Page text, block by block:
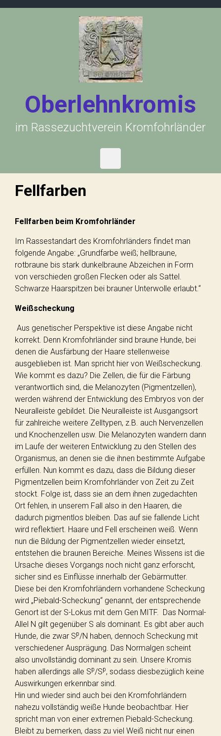
Oberlehnkromis
im Rassezuchtverein Kromfohrländer
Fellfarben
Fellfarben beim Kromfohrländer
Im Rassestandart des Kromfohrländers findet man
folgende Angabe: „Grundfarbe weiß; hellbraune,
rotbraune bis stark dunkelbraune Abzeichen in Form
von verschieden großen Flecken oder als Sattel.
Schwarze Haarspitzen bei brauner Unterwolle erlaubt.“
Weißscheckung
Aus genetischer Perspektive ist diese Angabe nicht
korrekt. Denn Kromfohrländer sind braune Hunde, bei
denen die Ausfärbung der Haare stellenweise
ausgeblieben ist. Man spricht hier von Weißscheckung.
Wie kommt es dazu? Die Zellen, die für die Färbung
verantwortlich sind, die Melanozyten (Pigmentzellen),
werden während der Entwicklung des Embryos von der
Neuralleiste gebildet. Die Neuralleiste ist Ausgangsort
für zahlreiche weitere Zelltypen, z.B. auch Nervenzellen
und Knochenzellen usw. Die Melanozyten wandern dann
im Laufe der weiteren Entwicklung zu den Stellen des
Organismus, an denen sie die ihnen bestimmte Aufgabe
erfüllen. Nun kommt es dazu, dass die Bildung dieser
Pigmentzellen beim Kromfohrländer von Zeit zu Zeit
stockt. Folge ist, dass sie an dem ihnen zugedachten
Ort fehlen, in unserem Fall also in den Haaren, die
dadurch pigmentlos bleiben. Das auf sie fallende Licht
wird reflektiert. Haare und Fell erscheinen weiß. Wenn
nun die Bildung der Pigmentzellen wieder einsetzt,
entstehen die braunen Bereiche. Meines Wissens ist die
Ursache dieses Vorgangs noch nicht ganz erforscht,
sicher sind es Einflüsse innerhalb der Gebärmutter.
Diese bei den Kromfohrländern vorhandene Scheckung
wird „Piebald-Scheckung“ genannt, der entsprechende
Genort ist der S-Lokus mit dem Gen MITF. Das Normal-
Allel N gilt gegenüber S als dominant. Es gibt aber auch
Hunde, die zwar Sp/N haben, dennoch Scheckung mit
verschiedener Ausprägung. Das Normalgen scheint
also unvollständig dominant zu sein. Unsere Kromis
haben allerdings alle Sp/Sp, sodass diesbezüglich keine
Auswirkungen erkennbar sind.
Hin und wieder sind auch bei den Kromfohrländern
nahezu vollständig weiße Hunde beobachtbar. Hier
spricht man von einer extremen Piebald-Scheckung.
Bleibt zu bemerken, dass zu viel Weiß nicht nur einen